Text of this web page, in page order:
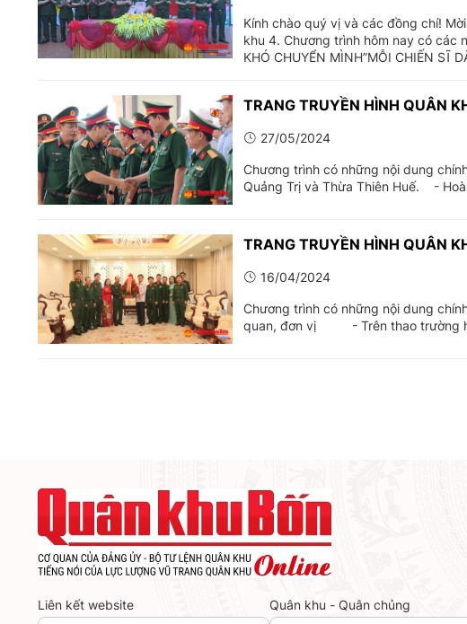
Kính chào quý vị và các đồng chí!
khu 4. Chương trình hôm nay có các
KHÓ CHUYỂN MÌNH”MỖI CHIẾN SĨ
TRANG TRUYỀN HÌNH QUÂN
27/05/2024
Chương trình có những nội dung
Quảng Trị và Thừa Thiên Huế. -
TRANG TRUYỀN HÌNH QUÂN
16/04/2024
Chương trình có những nội dung
quan, đơn vị - Trên thao trường
Liên kết website Quân khu - Quân chủng